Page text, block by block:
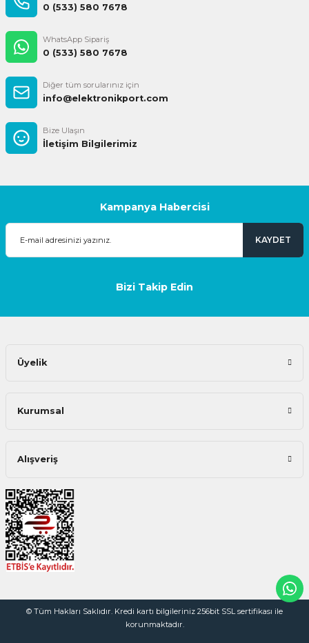
0 (533) 580 7678
WhatsApp Sipariş
0 (533) 580 7678
Diğer tüm sorularınız için
info@elektronikport.com
Bize Ulaşın
İletişim Bilgilerimiz
Kampanya Habercisi
KAYDET
Bizi Takip Edin
Üyelik
Kurumsal
Alışveriş
© Tüm Hakları Saklıdır. Kredi kartı bilgileriniz 256bit SSL sertifikası ile
korunmaktadır.